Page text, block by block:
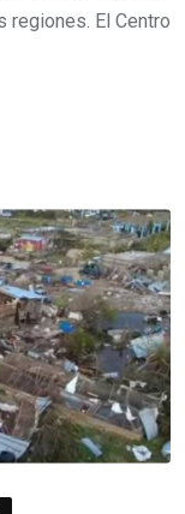
regiones. El Centro